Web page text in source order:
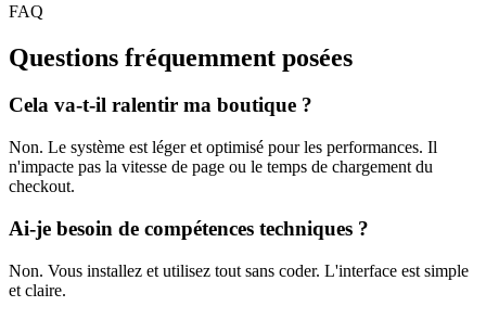
FAQ
Questions fréquemment posées
Cela va-t-il ralentir ma boutique ?
Non. Le système est léger et optimisé pour les performances. Il
n'impacte pas la vitesse de page ou le temps de chargement du
checkout.
Ai-je besoin de compétences techniques ?
Non. Vous installez et utilisez tout sans coder. L'interface est simple
et claire.